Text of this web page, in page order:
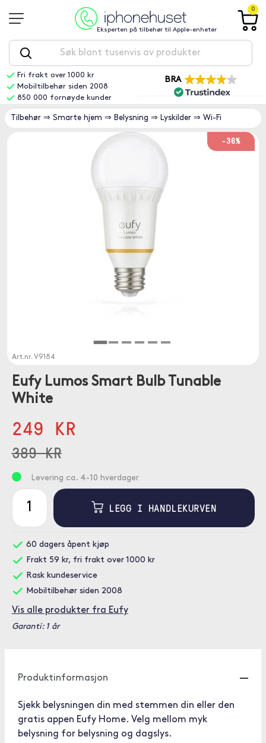
Eksperten på tilbehør til Apple-enheter
0
Fri frakt over 1000 kr
Mobiltilbehør siden 2008
850 000 fornøyde kunder
BRA
Tilbehør ⇒ Smarte hjem ⇒ Belysning ⇒ Lyskilder ⇒ Wi-Fi
-36%
Art.nr. V9184
Eufy Lumos Smart Bulb Tunable
White
249 KR
389 KR
Levering ca. 4-10 hverdager
LEGG I HANDLEKURVEN
60 dagers åpent kjøp
Frakt 59 kr, fri frakt over 1000 kr
Rask kundeservice
Mobiltilbehør siden 2008
Vis alle produkter fra Eufy
Garanti: 1 år
Produktinformasjon
Sjekk belysningen din med stemmen din eller den
gratis appen Eufy Home. Velg mellom myk
belysning for belysning og dagslys.